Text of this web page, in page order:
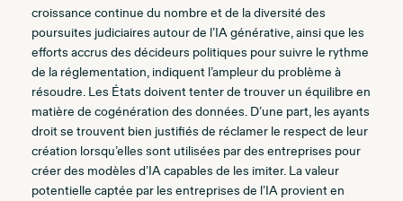
croissance continue du nombre et de la diversité des
poursuites judiciaires autour de l’IA générative, ainsi que les
efforts accrus des décideurs politiques pour suivre le rythme
de la réglementation, indiquent l’ampleur du problème à
résoudre. Les États doivent tenter de trouver un équilibre en
matière de cogénération des données. D’une part, les ayants
droit se trouvent bien justifiés de réclamer le respect de leur
création lorsqu’elles sont utilisées par des entreprises pour
créer des modèles d’IA capables de les imiter. La valeur
potentielle captée par les entreprises de l’IA provient en